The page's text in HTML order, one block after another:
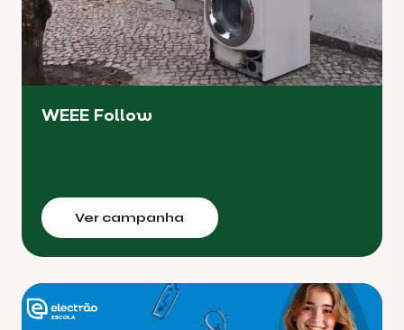
WEEE Follow
Ver campanha